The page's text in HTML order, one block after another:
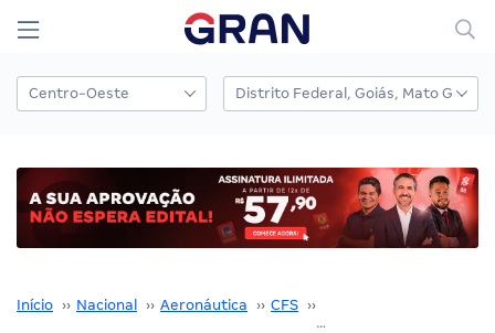
Início ›› Nacional ›› Aeronáutica ›› CFS ››